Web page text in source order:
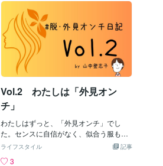
る人の話を聞き、外見にかかわる仕事を
しているわたしがいます。 編集者として
は、『買ってはいけない』（200万部）
の企画＆編集＆執筆を担当し、 “見た目に
惑わされず、中身を見る”というスタンス
を大切にしてきました。 その経験は、外
見の世界でも強い軸になっています。美
容師としてはヘナ染め専門で、 髪や肌の
「質」から整えることをお伝えしていま
す。 そして外見オンチとしては、わから
ないからこそ、 “わからない人の気持
ち”を想像する気持ちを持ち続けていま
す。 この日記では、外見コンプレックス
に悩んだわたしが、少しずつ心を整えて
Vol.2 わたしは「外見オン
チ」
わたしはずっと、「外見オンチ」でし
た。センスに自信がなく、似合う服もわ
からず、気づけば黒い服ばかり。メイク
記事
ライフスタイル
3